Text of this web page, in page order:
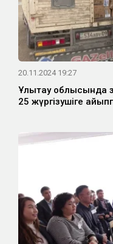
20.11.2024 19:27
Ұлытау облысында
25 жүргізушіге